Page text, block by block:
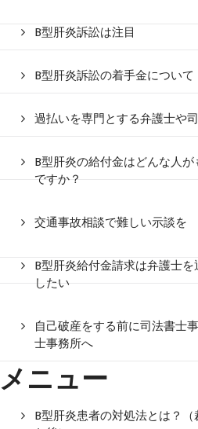
B型肝炎訴訟は注目
B型肝炎訴訟の着手金について
過払いを専門とする弁護士や
B型肝炎の給付金はどんな人が
ですか？
交通事故相談で難しい示談を
B型肝炎給付金請求は弁護士を
したい
自己破産をする前に司法書士
士事務所へ
メニュー
B型肝炎患者の対処法とは？（